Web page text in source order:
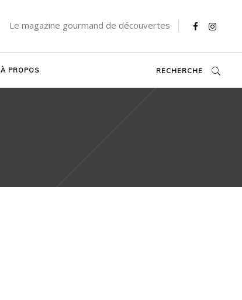
Le magazine gourmand de découvertes
À PROPOS RECHERCHE